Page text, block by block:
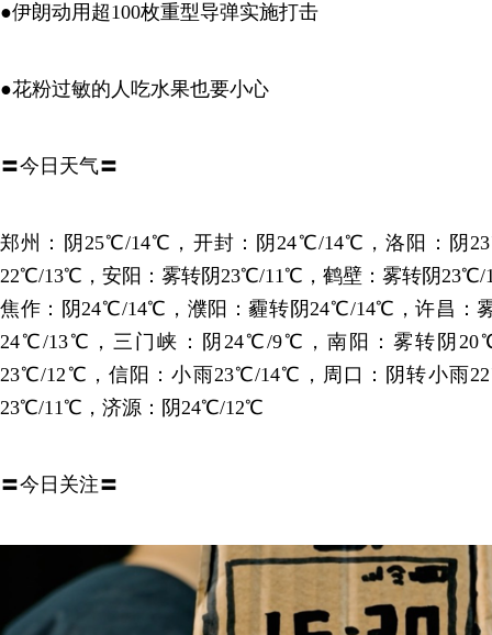
●伊朗动用超100枚重型导弹实施打击
●花粉过敏的人吃水果也要小心
〓今日天气〓
郑州：阴25℃/14℃，开封：阴24℃/14℃，洛阳：阴
22℃/13℃，安阳：雾转阴23℃/11℃，鹤壁：雾转阴
焦作：阴24℃/14℃，濮阳：霾转阴24℃/14℃，许昌：
24℃/13℃，三门峡：阴24℃/9℃，南阳：雾转阴
23℃/12℃，信阳：小雨23℃/14℃，周口：阴转小雨
23℃/11℃，济源：阴24℃/12℃
〓今日关注〓